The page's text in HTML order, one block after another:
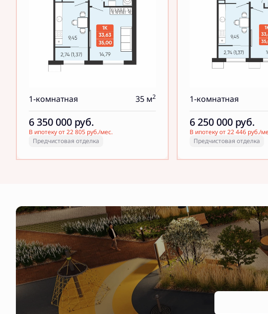
1-комнатная 35 м2
6 350 000 руб.
В ипотеку от 22 805 руб./мес.
Предчистовая отделка
1-комнатная
6 250 000 руб.
В ипотеку от 22 446 руб./
Предчистовая отделка